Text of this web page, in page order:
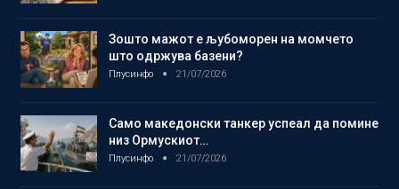
Зошто мажот е љубоморен на момчето
што одржува базени?
Плусинфо 21/07/2026
Само македонски танкер успеал да помине
низ Ормускиот…
Плусинфо 21/07/2026